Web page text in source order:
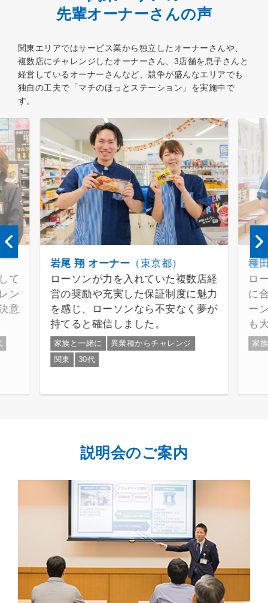
先輩オーナーさんの声
関東エリアではサービス業から独立したオーナーさんや、
複数店にチャレンジしたオーナーさん、3店舗を息子さんと
経営しているオーナーさんなど、競争が盛んなエリアでも
独自の工夫で「マチのほっとステーション」を実施中で
す。
て
ン
意
岩尾 翔 オーナー （東京都）
ローソンが力を入れていた複数店経
営の奨励や充実した保証制度に魅力
を感じ、ローソンなら不安なく夢が
持てると確信しました。
家族と一緒に
異業種からチャレンジ
関東
30代
種
ロ
に
ー
も
家
説明会のご案内